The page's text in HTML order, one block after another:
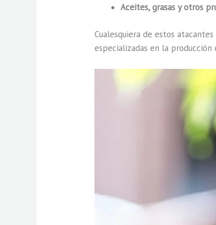
Aceites, grasas y otros
Cualesquiera de estos
especializadas en la